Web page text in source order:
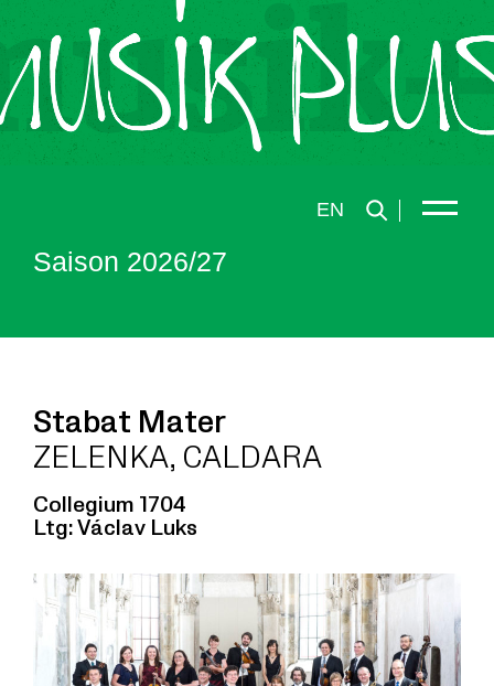
Saison 2026/27
EN
Stabat Mater
ZELENKA, CALDARA
Collegium 1704
Ltg: Václav Luks